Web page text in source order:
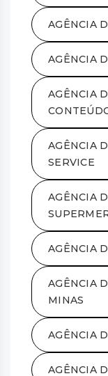
AGÊNCIA
AGÊNCIA
AGÊNCIA
AGÊNCIA
SERVICE
AGÊNCIA
AGÊNCIA
AGÊNCIA
MINAS
AGÊNCIA
AGÊNCIA